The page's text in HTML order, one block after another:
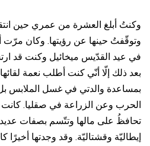
وكنتُ أبلغ العشرة من عمري حين
وتوقّفتُ حينها عن رؤيتها. وكان مرّت
في عيد القدّيس ميخائيل وكنت قد
بعد ذلك إلّا أنّي كنت أطلب نعمة
بمساعدة والدتي في غسل الملابس بل
الحرب وعن الزراعة في صقليا. كانت
تحافظُ على مالها وتتّسم بصفات
إيطاليّة وقشتاليّة. وقد وجدتها